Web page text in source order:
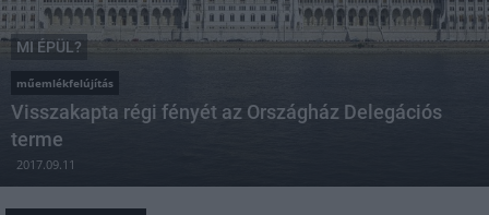
MI ÉPÜL?
műemlékfelújítás
Visszakapta régi fényét az Országház Delegációs
terme
2017.09.11